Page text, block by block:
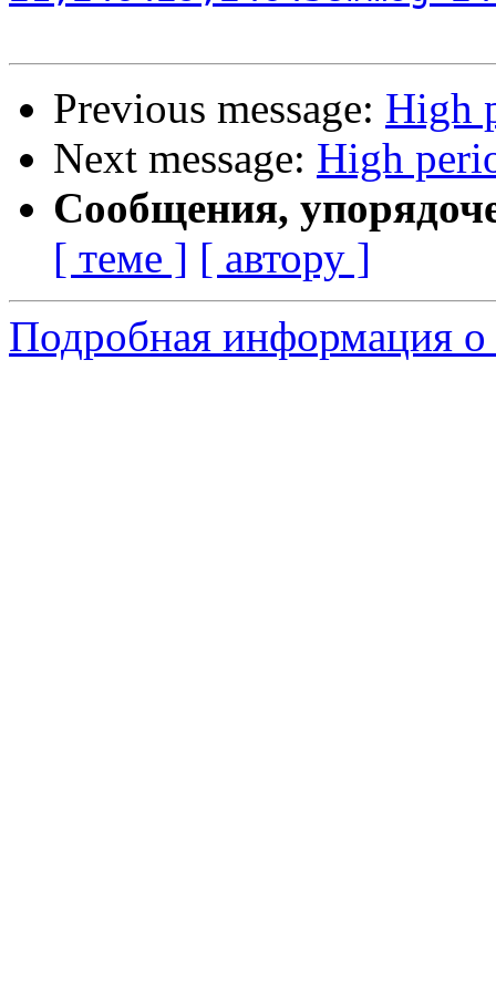
Previous message: High
Next message: High
Сообщения,
[ теме ] [ автору ]
Подробная информация